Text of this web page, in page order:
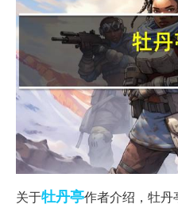
关于牡丹亭作者介绍，牡丹